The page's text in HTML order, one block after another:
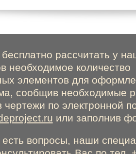
рассчитать у
необходимое количество
элементов для
сообщив необходимые
чертежи по электронной
или заполнив
вопросы, наши